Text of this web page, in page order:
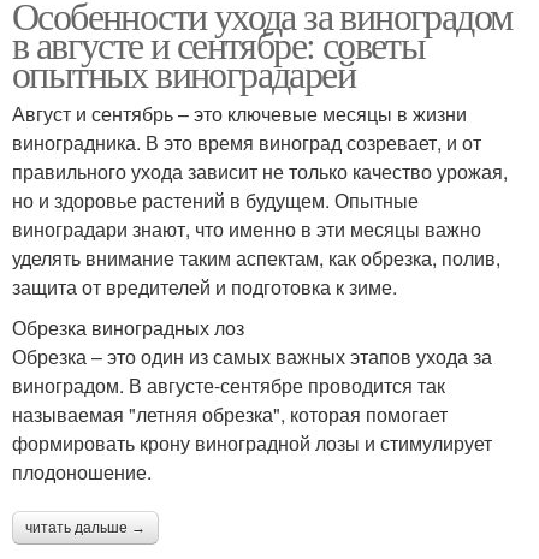
Особенности ухода за виноградом
в августе и сентябре: советы
опытных виноградарей
Август и сентябрь – это ключевые месяцы в жизни
виноградника. В это время виноград созревает, и от
правильного ухода зависит не только качество урожая,
но и здоровье растений в будущем. Опытные
виноградари знают, что именно в эти месяцы важно
уделять внимание таким аспектам, как обрезка, полив,
защита от вредителей и подготовка к зиме.
Обрезка виноградных лоз
Обрезка – это один из самых важных этапов ухода за
виноградом. В августе-сентябре проводится так
называемая "летняя обрезка", которая помогает
формировать крону виноградной лозы и стимулирует
плодоношение.
читать дальше →